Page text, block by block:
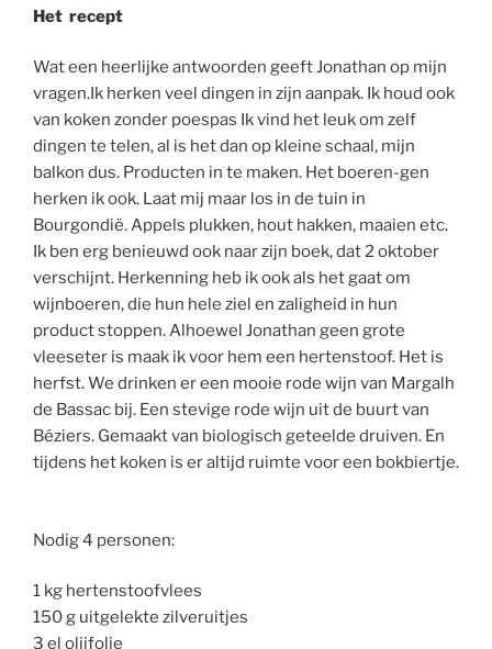
Het recept
Wat een heerlijke antwoorden geeft Jonathan op mijn
vragen.Ik herken veel dingen in zijn aanpak. Ik houd ook
van koken zonder poespas Ik vind het leuk om zelf
dingen te telen, al is het dan op kleine schaal, mijn
balkon dus. Producten in te maken. Het boeren-gen
herken ik ook. Laat mij maar los in de tuin in
Bourgondië. Appels plukken, hout hakken, maaien etc.
Ik ben erg benieuwd ook naar zijn boek, dat 2 oktober
verschijnt. Herkenning heb ik ook als het gaat om
wijnboeren, die hun hele ziel en zaligheid in hun
product stoppen. Alhoewel Jonathan geen grote
vleeseter is maak ik voor hem een hertenstoof. Het is
herfst. We drinken er een mooie rode wijn van Margalh
de Bassac bij. Een stevige rode wijn uit de buurt van
Béziers. Gemaakt van biologisch geteelde druiven. En
tijdens het koken is er altijd ruimte voor een bokbiertje.
Nodig 4 personen:
1 kg hertenstoofvlees
150 g uitgelekte zilveruitjes
3 el olijfolie